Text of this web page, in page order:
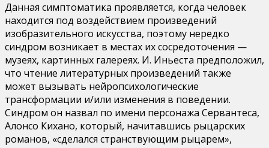
Данная симптоматика проявляется, когда человек
находится под воздействием произведений
изобразительного искусства, поэтому нередко
синдром возникает в местах их сосредоточения —
музеях, картинных галереях. И. Иньеста предположил,
что чтение литературных произведений также
может вызывать нейропсихологические
трансформации и/или изменения в поведении.
Синдром он назвал по имени персонажа Сервантеса,
Алонсо Кихано, который, начитавшись рыцарских
романов, «сделался странствующим рыцарем»,